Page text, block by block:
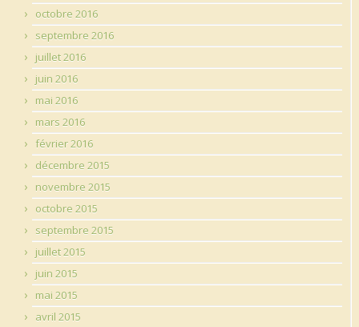
octobre 2016
septembre 2016
juillet 2016
juin 2016
mai 2016
mars 2016
février 2016
décembre 2015
novembre 2015
octobre 2015
septembre 2015
juillet 2015
juin 2015
mai 2015
avril 2015